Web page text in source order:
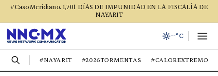
#CasoMeridiano. 1,701 DÍAS DE IMPUNIDAD EN LA FISCALÍA DE
NAYARIT
--°C
#NAYARIT #2026TORMENTAS #CALOREXTREMO